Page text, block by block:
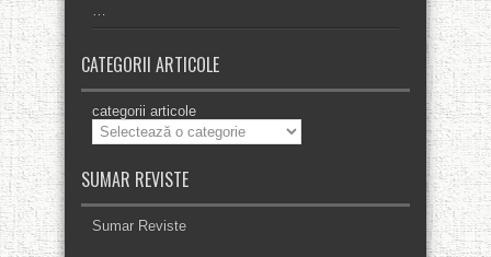
CATEGORII ARTICOLE
categorii articole
SUMAR REVISTE
Sumar Reviste